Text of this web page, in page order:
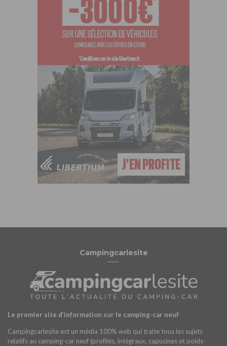
Campingcarlesite
Le premier site d’information sur le camping-car neuf
Campingcarlesite est un média 100% web qui traite tous les sujets
relatifs au camping-car neuf (profilés, intégraux, capucines et poids-